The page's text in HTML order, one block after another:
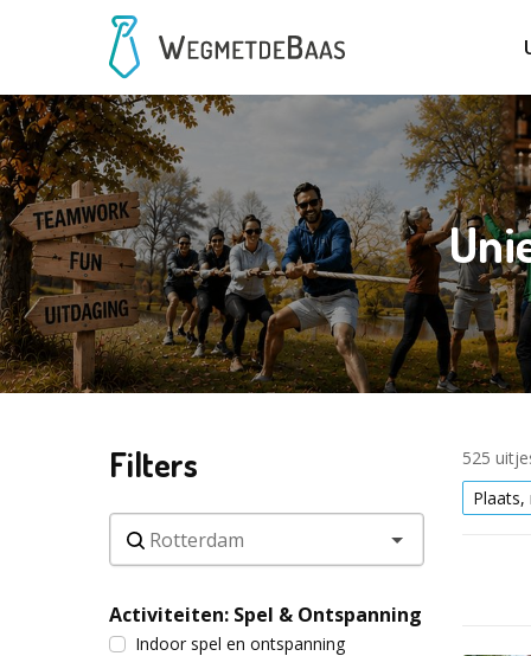
Filters
Activiteiten: Spel & Ontspanning
Indoor spel en ontspanning
525